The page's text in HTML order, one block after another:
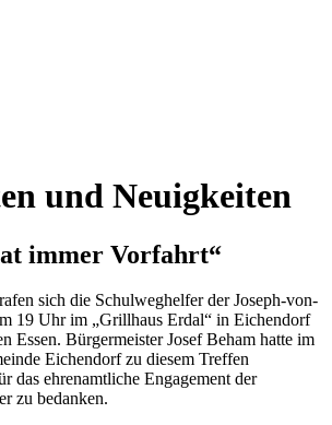
und Neuigkeiten
immer Vorfahrt“
sich die Schulweghelfer der Joseph-von-
19 Uhr im „Grillhaus Erdal“ in Eichendorf
Essen. Bürgermeister Josef Beham hatte im
Eichendorf zu diesem Treffen
das ehrenamtliche Engagement der
zu bedanken.